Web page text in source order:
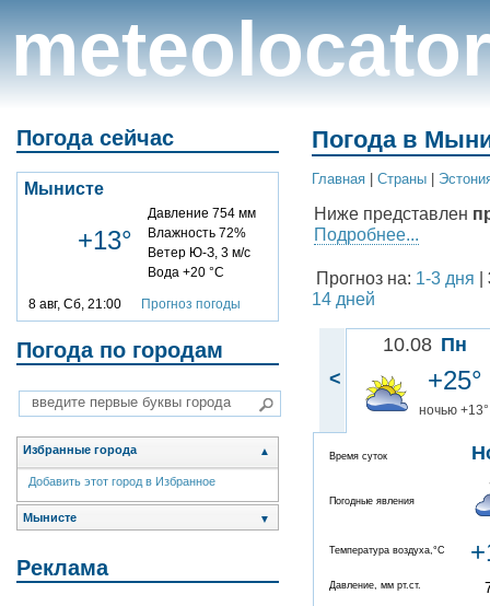
meteolocator
Погода сейчас
Мынисте
+13°
Давление 754 мм
Влажность 72%
Ветер Ю-З, 3 м/с
Вода +20 °C
8 авг, Сб, 21:00 Прогноз погоды
Погода по городам
Избранные города ▲
Добавить этот город в Избранное
Мынисте ▼
Реклама
Погода в
Главная Cтраны
Ниже представлен
Подробнее...
Прогноз на: 1-3 дня
14 дней
<
10.08 Пн
+25°
ночью +13°
Время суток
Погодные явления
Температура воздуха,°C
Давление, мм рт.ст.